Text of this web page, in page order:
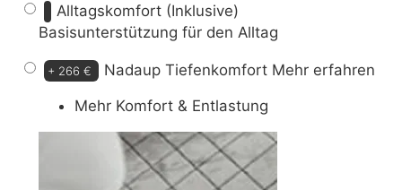
Alltagskomfort (Inklusive)
Basisunterstützung für den Alltag
+ 266 € Nadaup Tiefenkomfort Mehr erfahren
Mehr Komfort & Entlastung